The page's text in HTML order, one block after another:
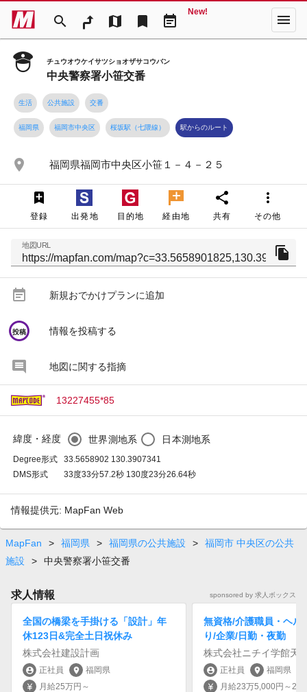
search map bookmark event_note
New! menu
チュウオウケイサツショオザサコウバン
中央警察署小笹交番
生活 公共施設 交番
福岡県 福岡市中央区 桜坂駅（七隈線） 駅からのルート
place 福岡県福岡市中央区小笹１－４－２５
登録 出発地 目的地 経由地
share
共有
more_vert
その他
地図URL file_copy
event_note 新規おでかけプランに追加
circle
投稿 情報を投稿する
地図に関する指摘
13227455*85
緯度・経度 世界測地系 日本測地系
Degree形式
33.5658902 130.3907341
DMS形式
33度33分57.2秒 130度23分26.64秒
情報提供元: MapFan Web
MapFan > 福岡県 > 福岡県の公共施設 >
福岡市 中央区の公共
施設
> 中央警察署小笹交番
求人情報 sponsored by 求人ボックス
全国の橋梁を手掛ける「設計」年
休123日&完全土日祝休み
株式会社建設計画
account_circle 正社員 location_on 福岡県
currency_yen 月給25万円～
無資格/介護職員・ヘル
り/企業/日勤・夜勤
株式会社ニチイ学館天
account_circle 正社員 location_on 福岡県
currency_yen 月給23万5,000円～24